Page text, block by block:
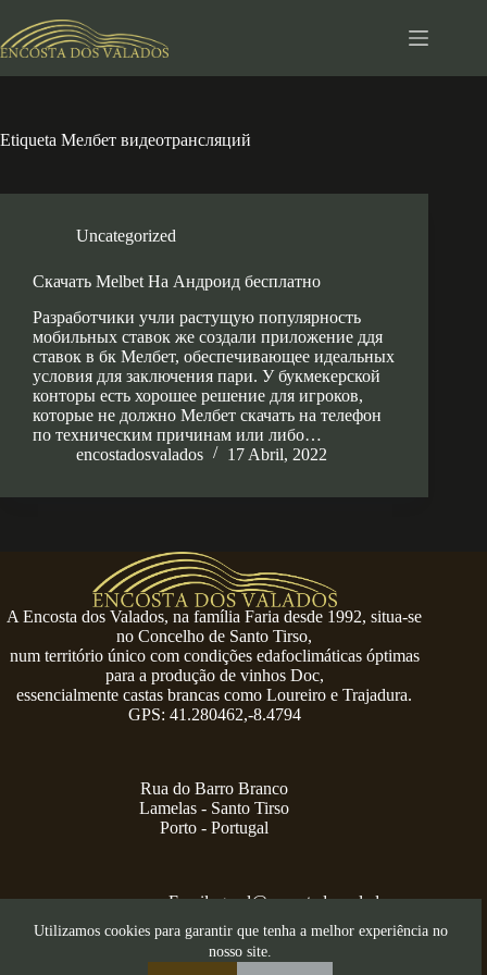
para
o
Utilizamos cookies para garantir que tenha a melhor experiência no
nosso site.
Etiqueta Мелбет видеотрансляций
Uncategorized
Скачать Melbet На Андроид бесплатно
Разработчики учли растущую популярность
мобильных ставок же создали приложение ддя
ставок в бк Мелбет, обеспечивающее идеальных
условия для заключения пари. У букмекерской
конторы есть хорошее решение для игроков,
которые не должно Мелбет скачать на телефон
по техническим причинам или либо…
encostadosvalados
17 Abril, 2022
A Encosta dos Valados, na família Faria desde 1992, situa-se
no Concelho de Santo Tirso,
num território único com condições edafoclimáticas óptimas
para a produção de vinhos Doc,
essencialmente castas brancas como Loureiro e Trajadura.
GPS: 41.280462,-8.4794
Rua do Barro Branco
Lamelas - Santo Tirso
Porto - Portugal
Email:geral@encostadosvalados.com
+351 914 729 624
Copyright © 2026 – Serra dos Valados